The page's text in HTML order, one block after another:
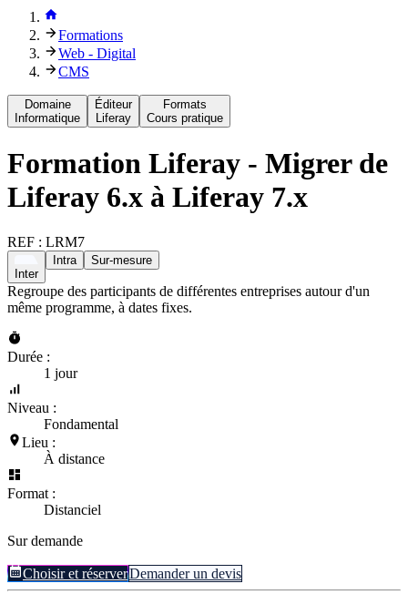
Formations
Web - Digital
CMS
Domaine
Informatique
Éditeur
Liferay
Formats
Cours pratique
Formation Liferay - Migrer de
Liferay 6.x à Liferay 7.x
REF : LRM7
Inter
Intra Sur-mesure
Regroupe des participants de différentes entreprises autour d'un
même programme, à dates fixes.
Durée :
1 jour
Niveau :
Fondamental
Lieu :
À distance
Format :
Distanciel
Sur demande
Choisir et réserverDemander un devis